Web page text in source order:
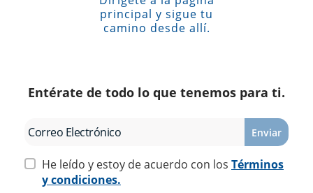
principal y sigue tu
camino desde allí.
Entérate de todo lo que tenemos para ti.
Enviar
He leído y estoy de acuerdo con los Términos
y condiciones.